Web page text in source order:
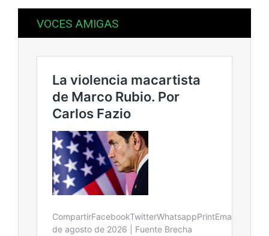
VOCES AMIGAS